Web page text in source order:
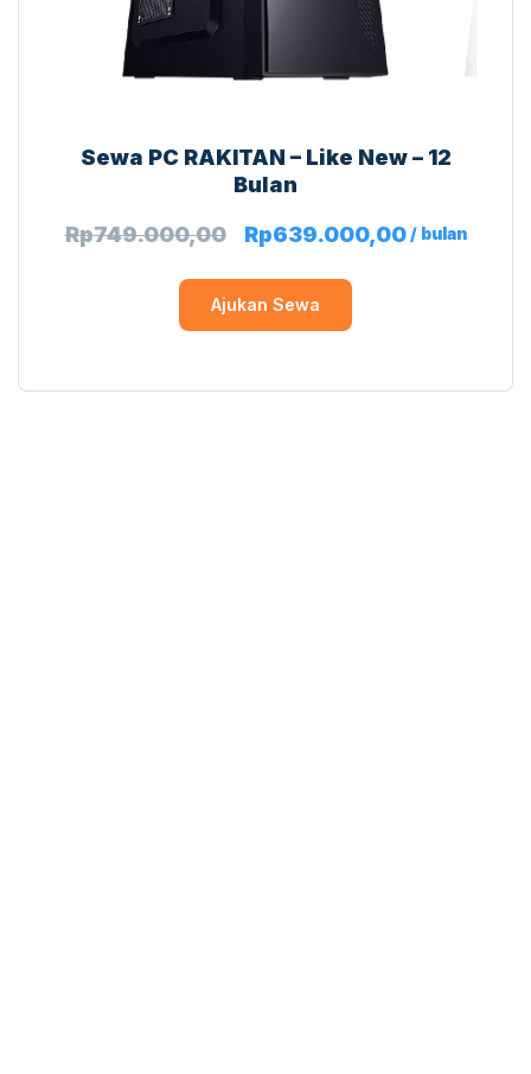
Sewa PC RAKITAN – Like New – 12
Bulan
Rp749.000,00 Rp639.000,00/ bulan
Ajukan Sewa